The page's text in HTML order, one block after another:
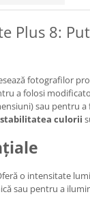
Plus 8:
fotografilor
a folosi
sau pentru
stabilitatea culorii
o intensitate
sau pentru a